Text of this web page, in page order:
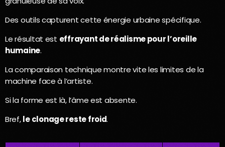
Des outils capturent cette énergie urbaine spécifique.
Le résultat est effrayant de réalisme pour l’oreille
humaine.
La comparaison technique montre vite les limites de la
machine face à l’artiste.
Si la forme est là, l’âme est absente.
Bref,le clonage reste froid.